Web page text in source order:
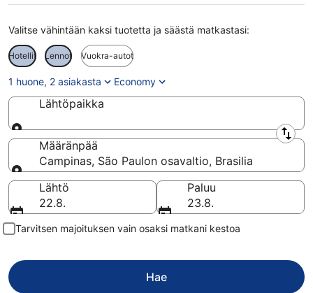
Valitse vähintään kaksi tuotetta ja säästä matkastasi:
Hotellit Lennot Vuokra-autot
1 huone, 2 asiakasta Economy
Lähtöpaikka
Lähtöpaikka
Määränpää
Campinas, São Paulon osavaltio, Brasilia
Määränpää
Lähtö
22.8.
Paluu
23.8.
Tarvitsen majoituksen vain osaksi matkani kestoa
Hae